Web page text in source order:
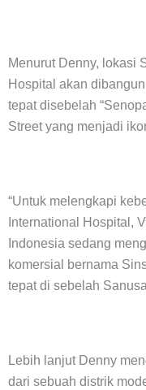
Menurut Denny, lokasi
Hospital akan
tepat disebelah
Street yang menjadi
“Untuk melengkapi
International Hospital,
Indonesia sedang
komersial bernama
tepat di sebelah
Lebih lanjut Denny
dari sebuah distrik